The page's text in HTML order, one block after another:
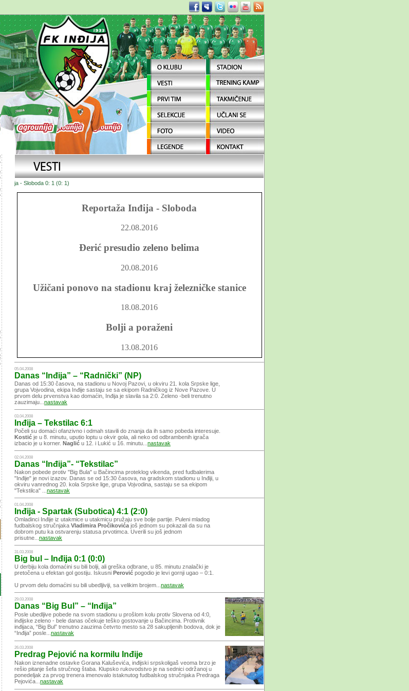
Inđija - Sloboda 0: 1 (0: 1)
Reportaža Inđija - Sloboda
22.08.2016
Đerić presudio zeleno belima
20.08.2016
Užičani ponovo na stadionu kraj železničke stanice
18.08.2016
Bolji a poraženi
13.08.2016
11.08.2016
05.04.2008
Danas “Inđija” – “Radnički” (NP)
Danas od 15:30 časova, na stadionu u Novoj Pazovi, u okviru 21. kola Srpske lige,
grupa Vojvodina, ekipa Inđije sastaju se sa ekipom Radničkog iz Nove Pazove. U
prvom delu prvenstva kao domaćin, Inđija je slavila sa 2:0. Zeleno -beli trenutno
zauzimaju... nastavak
03.04.2008
Inđija – Tekstilac 6:1
Počeli su domaći ofanzivno i odmah stavili do znanja da ih samo pobeda interesuje.
Kostić je u 8. minutu, uputio loptu u okvir gola, ali neko od odbrambenih igrača
izbacio je u korner. Naglić u 12. i Lukić u 16. minutu... nastavak
02.04.2008
Danas “Inđija”- “Tekstilac”
Nakon pobede protiv "Big Bula" u Bačincima proteklog vikenda, pred fudbalerima
"Inđije" je novi izazov. Danas se od 15:30 časova, na gradskom stadionu u Inđiji, u
okviru vanrednog 20. kola Srpske lige, grupa Vojvodina, sastaju se sa ekipom
"Tekstilca" ... nastavak
01.04.2008
Inđija - Spartak (Subotica) 4:1 (2:0)
Omladinci Inđije iz utakmice u utakmicu pružaju sve bolje partije. Puleni mladog
fudbalskog stručnjaka Vladimira Pročikovića još jednom su pokazali da su na
dobrom putu ka ostvarenju statusa prvotimca. Uverili su još jednom
prisutne... nastavak
31.03.2008
Big bul – Inđija 0:1 (0:0)
U derbiju kola domaćini su bili bolji, ali greška odbrane, u 85. minutu znalački je
pretočena u efektan gol gostiju. Iskusni Perović pogodio je levi gornji ugao – 0:1.
U prvom delu domaćini su bili ubedljiviji, sa velikim brojem... nastavak
29.03.2008
Danas “Big Bul” – “Inđija”
Posle ubedljive pobede na svom stadionu u prošlom kolu protiv Slovena od 4:0,
inđijske zeleno - bele danas očekuje teško gostovanje u Bačincima. Protivnik
inđijaca, “Big Bul” trenutno zauzima četvrto mesto sa 28 sakupljenih bodova, dok je
“Inđija” posle... nastavak
26.03.2008
Predrag Pejović na kormilu Inđije
Nakon iznenadne ostavke Gorana Kaluševića, inđijski srpskoligaš veoma brzo je
rešio pitanje šefa stručnog štaba. Klupsko rukovodstvo je na sednici održanoj u
ponedeljak za prvog trenera imenovalo istaknutog fudbalskog stručnjaka Predraga
Pejovića... nastavak